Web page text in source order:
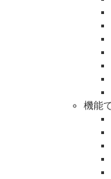
機能